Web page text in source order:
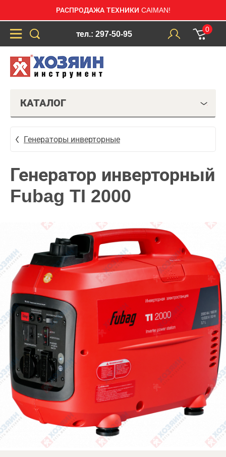
РАСПРОДАЖА ТЕХНИКИ CAIMAN!
тел.: 297-50-95
0
КАТАЛОГ
Генераторы инверторные
Генератор инверторный
Fubag TI 2000